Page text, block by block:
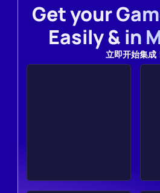
Get your
Easily & in
立即开始集成